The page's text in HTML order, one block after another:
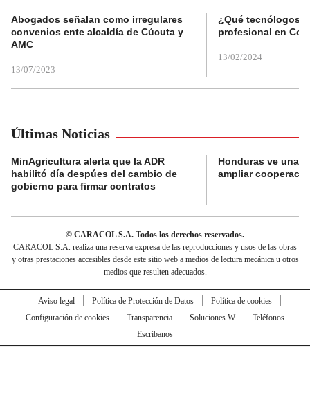
Abogados señalan como irregulares
convenios ente alcaldía de Cúcuta y
AMC
13/07/2023
¿Qué tecnólogos
profesional en
13/02/2024
Últimas Noticias
MinAgricultura alerta que la ADR
habilitó día despúes del cambio de
gobierno para firmar contratos
Honduras ve una
ampliar
© CARACOL S.A. Todos los derechos reservados.
CARACOL S.A. realiza una reserva expresa de las reproducciones y usos de las obras
y otras prestaciones accesibles desde este sitio web a medios de lectura mecánica u otros
medios que resulten adecuados.
Aviso legal Política de Protección de Datos
Política de cookies
Configuración de cookies
Transparencia Soluciones W
Teléfonos
Escríbanos